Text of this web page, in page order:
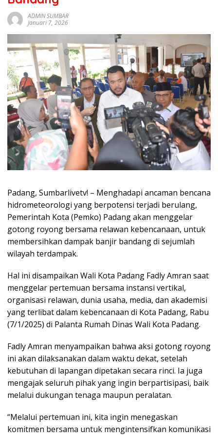
sumbar
tv
live
ADMIN SUMBAR
Januari 7, 2026
Padang, Sumbarlivetv! – Menghadapi ancaman bencana
hidrometeorologi yang berpotensi terjadi berulang,
Pemerintah Kota (Pemko) Padang akan menggelar
gotong royong bersama relawan kebencanaan, untuk
membersihkan dampak banjir bandang di sejumlah
wilayah terdampak.
Hal ini disampaikan Wali Kota Padang Fadly Amran saat
menggelar pertemuan bersama instansi vertikal,
organisasi relawan, dunia usaha, media, dan akademisi
yang terlibat dalam kebencanaan di Kota Padang, Rabu
(7/1/2025) di Palanta Rumah Dinas Wali Kota Padang.
Fadly Amran menyampaikan bahwa aksi gotong royong
ini akan dilaksanakan dalam waktu dekat, setelah
kebutuhan di lapangan dipetakan secara rinci. Ia juga
mengajak seluruh pihak yang ingin berpartisipasi, baik
melalui dukungan tenaga maupun peralatan.
“Melalui pertemuan ini, kita ingin menegaskan
komitmen bersama untuk mengintensifkan komunikasi